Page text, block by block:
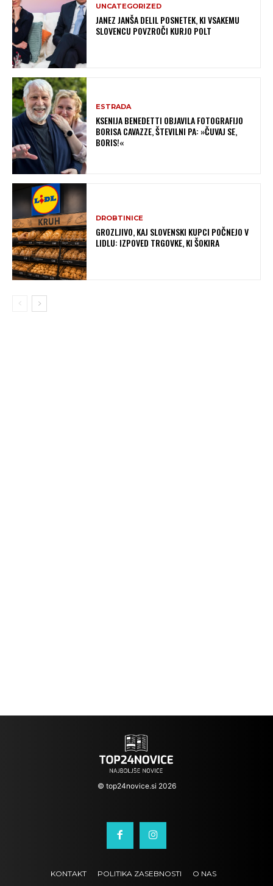
UNCATEGORIZED
JANEZ JANŠA DELIL POSNETEK, KI VSAKEMU
SLOVENCU POVZROČI KURJO POLT
ESTRADA
KSENIJA BENEDETTI OBJAVILA FOTOGRAFIJO
BORISA CAVAZZE, ŠTEVILNI PA: »ČUVAJ SE,
BORIS!«
DROBTINICE
GROZLJIVO, KAJ SLOVENSKI KUPCI POČNEJO V
LIDLU: IZPOVED TRGOVKE, KI ŠOKIRA
© top24novice.si 2026
KONTAKT POLITIKA ZASEBNOSTI O NAS